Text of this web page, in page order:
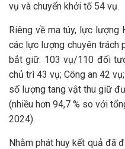
vụ và chuyển khởi tố 54 vụ.
Riêng về ma túy, lực lượng
các lực lượng chuyên trách
bắt giữ: 103 vụ/110 đối
chủ trì 43 vụ; Công an 42
số lượng tang vật thu giữ
(nhiều hơn 94,7 % so với
2024).
Nhằm phát huy kết quả đã